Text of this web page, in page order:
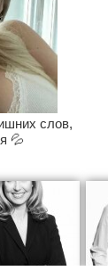
слов,
💦